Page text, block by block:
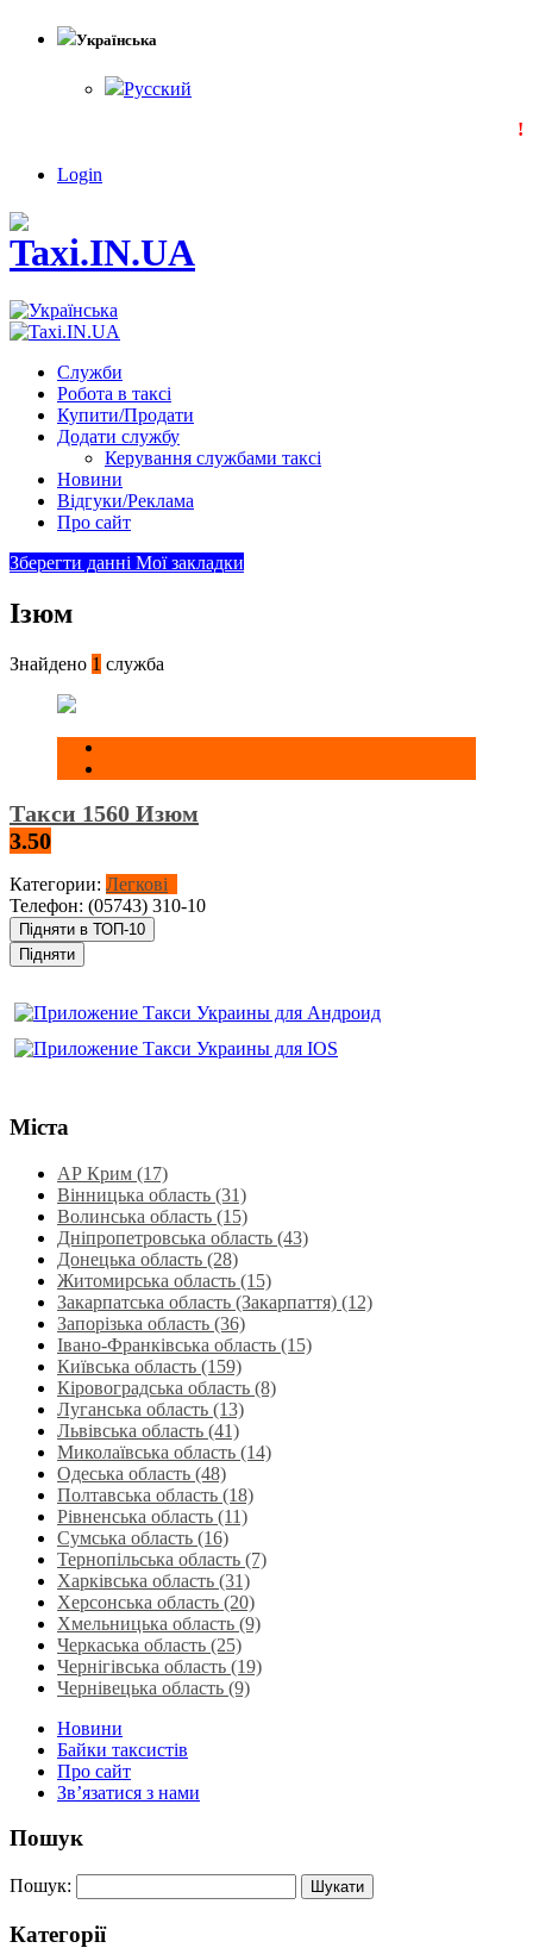
Українська
Русский
Login
Служби
Робота в таксі
Купити/Продати
Додати службу
Керування службами таксі
Новини
Відгуки/Реклама
Про сайт
Зберегти данні Мої закладки
Ізюм
Знайдено 1 служба
Такси 1560 Изюм
3.50
Категории: Легкові
Телефон: (05743) 310-10
Підняти в ТОП-10
Підняти
Міста
АР Крим (17)
Вінницька область (31)
Волинська область‎ (15)
Дніпропетровська область‎ (43)
Донецька область (28)
Житомирська область (15)
Закарпатська область (Закарпаття) (12)
Запорізька область (36)
Івано-Франківська область (15)
Київська область (159)
Кіровоградська область (8)
Луганська область‎ (13)
Львівська область‎ (41)
Миколаївська область‎ (14)
Одеська область‎ (48)
Полтавська область (18)
Рівненська область‎ (11)
Сумська область‎ (16)
Тернопільська область‎ (7)
Харківська область‎ (31)
Херсонська область‎ (20)
Хмельницька область‎ (9)
Черкаська область‎ (25)
Чернігівська область (19)
Чернівецька область (9)
Новини
Байки таксистів
Про сайт
Зв’язатися з нами
Пошук
Пошук:
Категорії